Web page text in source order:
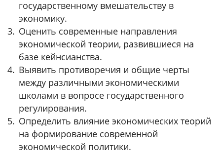
государственному вмешательству в
экономику.
Оценить современные направления
экономической теории, развившиеся на
базе кейнсианства.
Выявить противоречия и общие черты
между различными экономическими
школами в вопросе государственного
регулирования.
Определить влияние экономических теорий
на формирование современной
экономической политики.